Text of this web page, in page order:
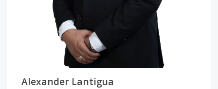
Alexander Lantigua